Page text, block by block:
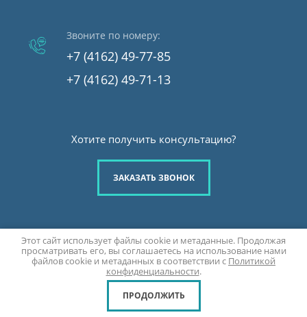
Звоните по номеру:
+7 (4162) 49-77-85
+7 (4162) 49-71-13
Хотите получить консультацию?
ЗАКАЗАТЬ ЗВОНОК
Copyright © 2022 - 2026
Политика конфиденциальности
Этот сайт использует файлы cookie и метаданные. Продолжая
просматривать его, вы соглашаетесь на использование нами
файлов cookie и метаданных в соответствии с Политикой
конфиденциальности.
ПРОДОЛЖИТЬ